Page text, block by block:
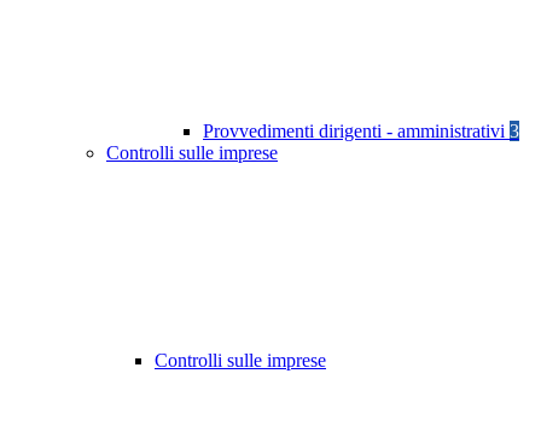
Provvedimenti dirigenti - amministrativi 3
Controlli sulle imprese
Controlli sulle imprese